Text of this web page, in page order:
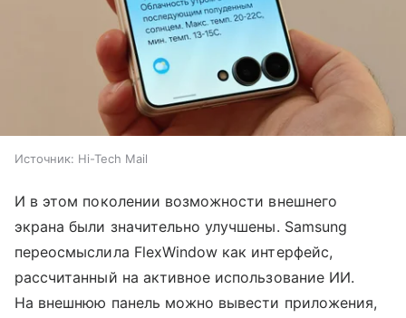
Источник: Hi-Tech Mail
И в этом поколении возможности внешнего
экрана были значительно улучшены. Samsung
переосмыслила FlexWindow как интерфейс,
рассчитанный на активное использование ИИ.
На внешнюю панель можно вывести приложения,